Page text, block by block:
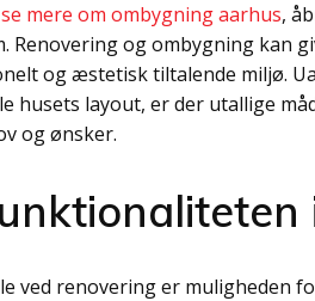
se mere om ombygning aarhus,
Renovering og ombygning
og æstetisk tiltalende miljø.
husets layout, er der utallige
og ønsker.
ved renovering er